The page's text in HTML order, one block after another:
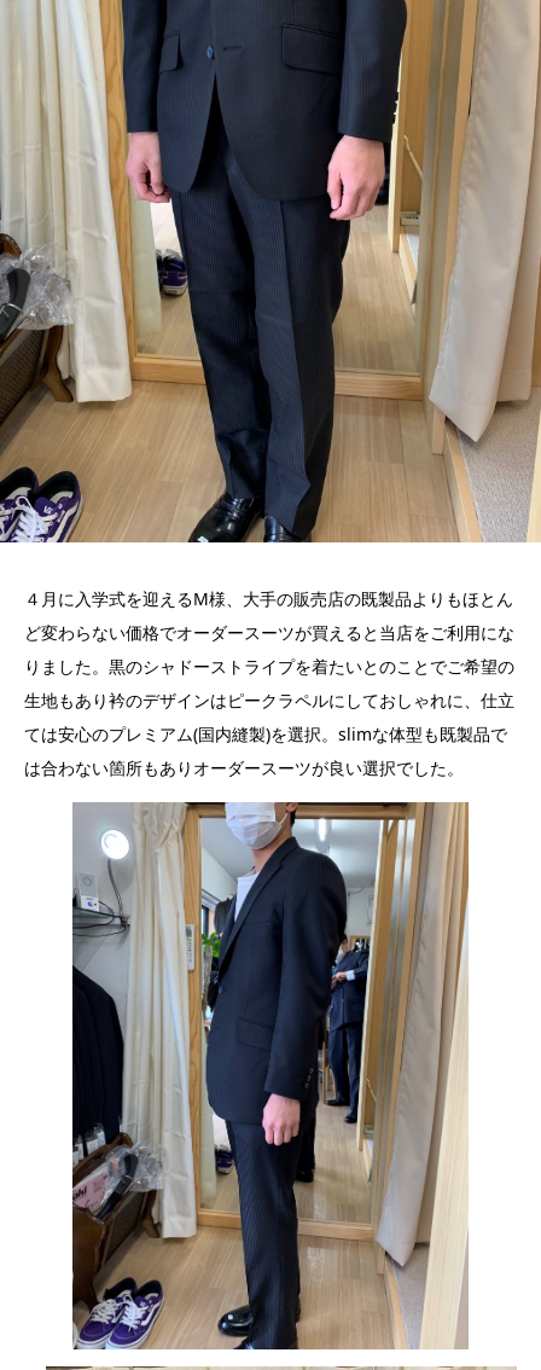
４月に入学式を迎えるM様、大手の販売店の既製品よりもほとん
ど変わらない価格でオーダースーツが買えると当店をご利用にな
りました。黒のシャドーストライプを着たいとのことでご希望の
生地もあり衿のデザインはピークラペルにしておしゃれに、仕立
ては安心のプレミアム(国内縫製)を選択。slimな体型も既製品で
は合わない箇所もありオーダースーツが良い選択でした。